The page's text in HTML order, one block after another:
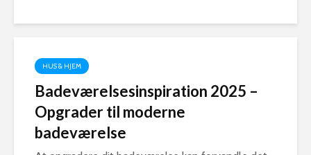
HUS & HJEM
Badeværelsesinspiration 2025 –
Opgrader til moderne
badeværelse